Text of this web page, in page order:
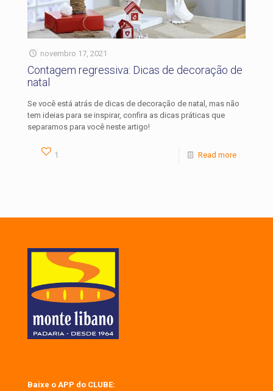
novembro 17, 2021
Contagem regressiva: Dicas de decoração de
natal
Se você está atrás de dicas de decoração de natal, mas não
tem ideias para se inspirar, confira as dicas práticas que
separamos para você neste artigo!
1 Read more
Baixe o APP do CLUBE: